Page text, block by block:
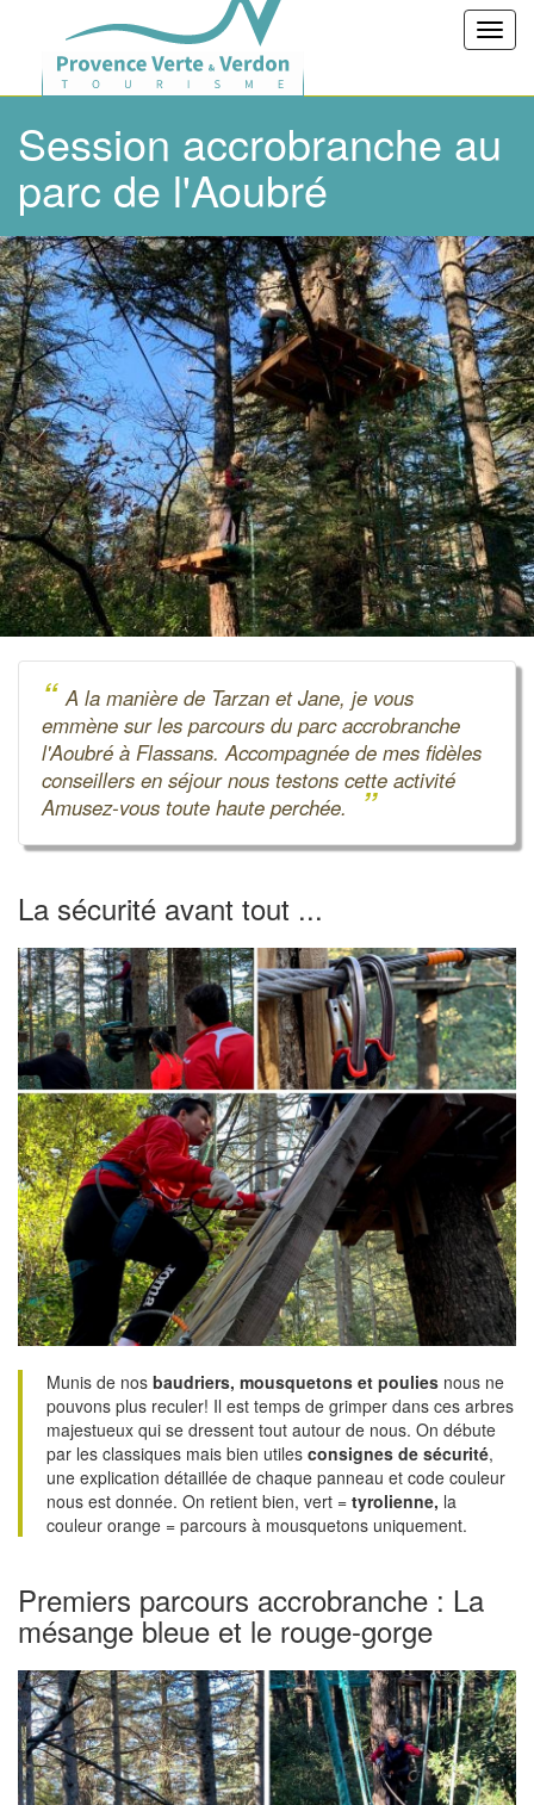
Session accrobranche au
parc de l'Aoubré
“A la manière de Tarzan et Jane, je vous
emmène sur les parcours du parc accrobranche
l'Aoubré à Flassans. Accompagnée de mes fidèles
conseillers en séjour nous testons cette activité
Amusez-vous toute haute perchée.
”
La sécurité avant tout ...
Munis de nos baudriers, mousquetons et poulies nous ne
pouvons plus reculer! Il est temps de grimper dans ces arbres
majestueux qui se dressent tout autour de nous. On débute
par les classiques mais bien utiles consignes de sécurité,
une explication détaillée de chaque panneau et code couleur
nous est donnée. On retient bien, vert = tyrolienne, la
couleur orange = parcours à mousquetons uniquement.
Premiers parcours accrobranche : La
mésange bleue et le rouge-gorge